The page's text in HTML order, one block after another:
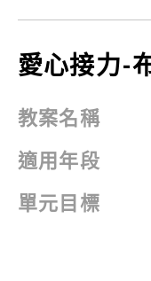
愛心接力-
教案名稱
適用年段
單元目標